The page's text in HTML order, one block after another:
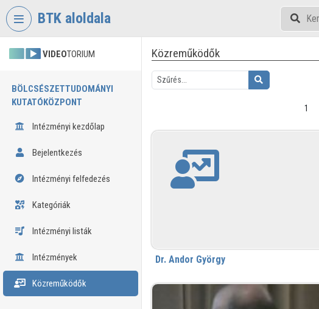
Fejléc kihagyása
BTK aloldala
VIDEOTORIUM
BÖLCSÉSZETTUDOMÁNYI
KUTATÓKÖZPONT
Intézményi kezdőlap
Bejelentkezés
Intézményi felfedezés
Kategóriák
Intézményi listák
Intézmények
Közreműködők
Közreműködők
1
Dr. Andor György